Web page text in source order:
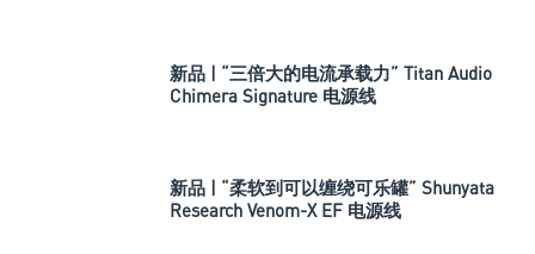
新品 | “三倍大的电流承载力” Titan Audio
Chimera Signature 电源线
新品 | “柔软到可以缠绕可乐罐” Shunyata
Research Venom-X EF 电源线